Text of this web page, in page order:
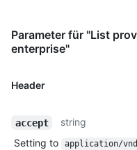
Parameter für "List
enterprise"
Header
accept
string
Setting to
application/